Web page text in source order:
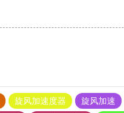
旋风加速度器 旋风加速